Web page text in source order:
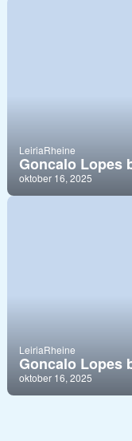
LeiriaRheine
Goncalo Lopes
oktober 16, 2025
LeiriaRheine
Goncalo Lopes
oktober 16, 2025